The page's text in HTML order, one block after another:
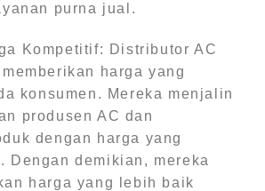
purna jual.
Kompetitif: Distributor AC
harga yang
konsumen. Mereka menjalin
produsen AC dan
dengan harga yang
Dengan demikian, mereka
harga yang lebih baik